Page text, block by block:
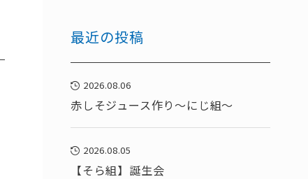
最近の投稿
2026.08.06
赤しそジュース作り～にじ組～
2026.08.05
【そら組】誕生会